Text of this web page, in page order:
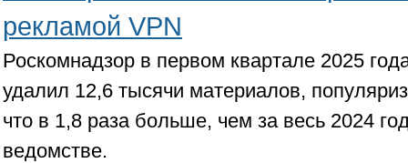
рекламой VPN
Роскомнадзор в первом квартале 2025
удалил 12,6 тысячи материалов,
что в 1,8 раза больше, чем за весь 2024
ведомстве.